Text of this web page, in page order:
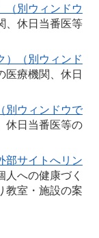
（別ウィンドウ
、休日当番医等
）（別ウィンド
医療機関、休日
別ウィンドウで
休日当番医等の
部サイトへリン
人への健康づく
教室・施設の案